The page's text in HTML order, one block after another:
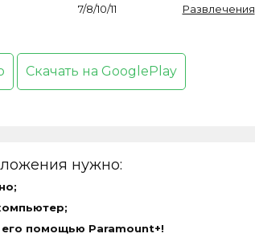
7/8/10/11
Развлечения
Скачать на GooglePlay
нужно:
его помощью Paramount+!